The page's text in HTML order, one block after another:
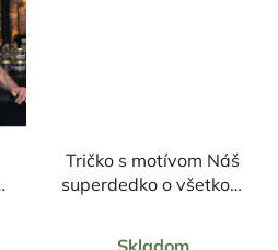
Tričko s motívom Náš
superdedko o všetkom